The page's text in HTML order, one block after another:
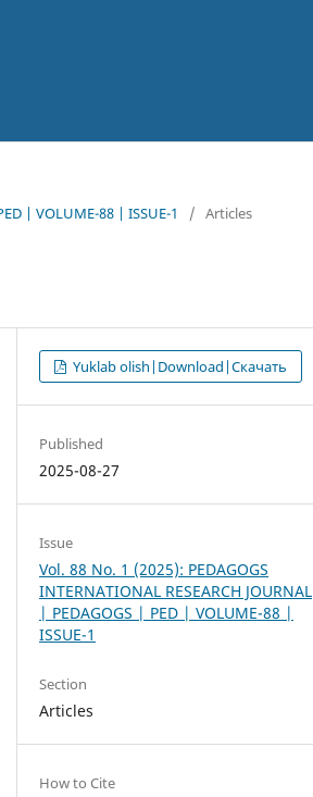
| VOLUME-88 | ISSUE-1
/ Articles
Yuklab olish|Download|Скачать
Published
2025-08-27
Issue
Vol. 88 No. 1 (2025): PEDAGOGS
INTERNATIONAL RESEARCH JOURNAL
| PEDAGOGS | PED | VOLUME-88 |
ISSUE-1
Section
Articles
How to Cite